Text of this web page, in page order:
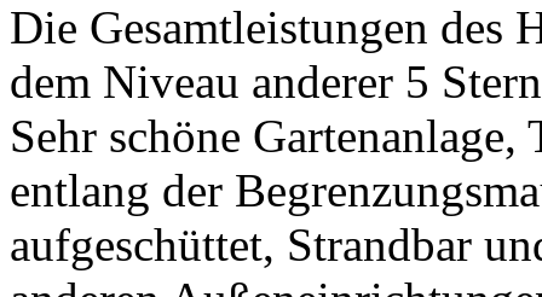
Die Gesamtleistungen des
dem Niveau anderer 5
Sehr schöne Gartenanlage,
entlang der
aufgeschüttet, Strandbar